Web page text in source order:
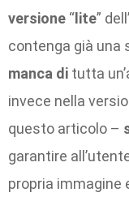
versione “lite”
contenga già una
manca di tutta
invece nella
questo articolo –
garantire
propria immagine